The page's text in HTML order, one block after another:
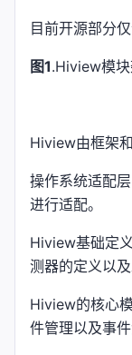
目前开源部分
图1.Hiview模
Hiview由框架
操作系统适配
进行适配。
Hiview基础定
测器的定义以及
Hiview的核心
件管理以及事件